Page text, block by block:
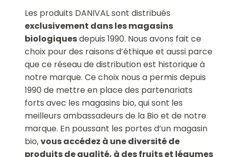
Les produits DANIVAL sont distribués
exclusivement dans les magasins
biologiquesdepuis 1990. Nous avons fait ce
choix pour des raisons d’éthique et aussi parce
que ce réseau de distribution est historique à
notre marque. Ce choix nous a permis depuis
1990 de mettre en place des partenariats
forts avec les magasins bio, qui sont les
meilleurs ambassadeurs de la Bio et de notre
marque. En poussant les portes d’un magasin
bio,vous accédez à une diversité de
produits de qualité, à des fruits et légumes